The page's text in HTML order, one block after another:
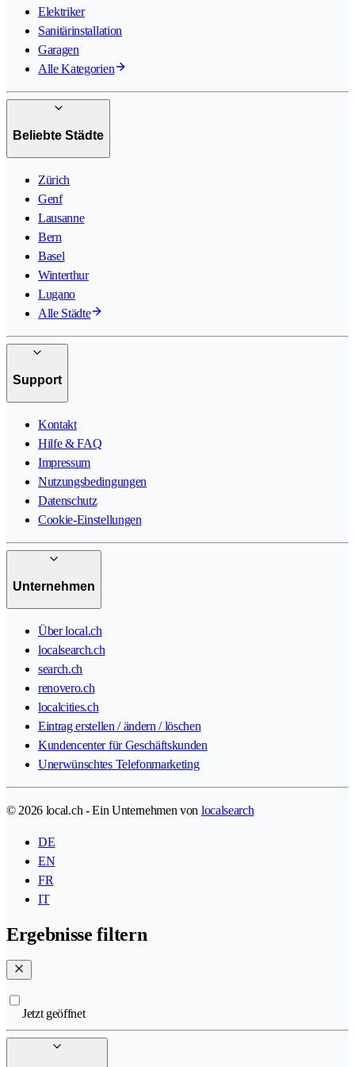
Elektriker
Sanitärinstallation
Garagen
Alle Kategorien
Beliebte Städte
Zürich
Genf
Lausanne
Bern
Basel
Winterthur
Lugano
Alle Städte
Support
Kontakt
Hilfe & FAQ
Impressum
Nutzungsbedingungen
Datenschutz
Cookie-Einstellungen
Unternehmen
Über local.ch
localsearch.ch
search.ch
renovero.ch
localcities.ch
Eintrag erstellen / ändern / löschen
Kundencenter für Geschäftskunden
Unerwünschtes Telefonmarketing
© 2026 local.ch - Ein Unternehmen von localsearch
DE
EN
FR
IT
Ergebnisse filtern
Jetzt geöffnet